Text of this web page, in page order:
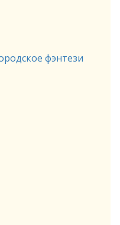
фэнтези